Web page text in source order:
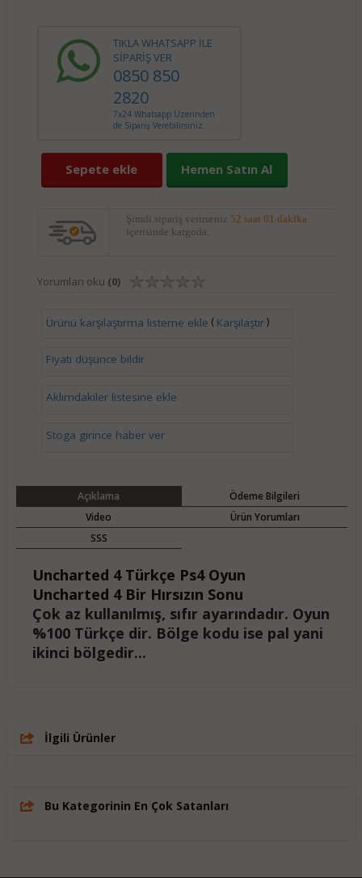
TIKLA WHATSAPP İLE
SİPARİŞ VER
0850 850
2820
7x24 Whatsapp Üzerinden
de Sipariş Verebilirsiniz.
Sepete ekle Hemen Satın Al
Şimdi sipariş verirseniz 52 saat 01 dakika
içerisinde kargoda.
Yorumları oku (0)
Ürünü karşılaştırma listeme ekle ( Karşılaştır)
Fiyatı düşünce bildir
Aklımdakiler listesine ekle
Stoga girince haber ver
Açıklama
Ödeme Bilgileri
Video
Ürün Yorumları
SSS
Uncharted 4 Türkçe Ps4 Oyun
Uncharted 4 Bir Hırsızın Sonu
Çok az kullanılmış, sıfır ayarındadır. Oyun
%100 Türkçe dir. Bölge kodu ise pal yani
ikinci bölgedir...
İlgili Ürünler
Bu Kategorinin En Çok Satanları